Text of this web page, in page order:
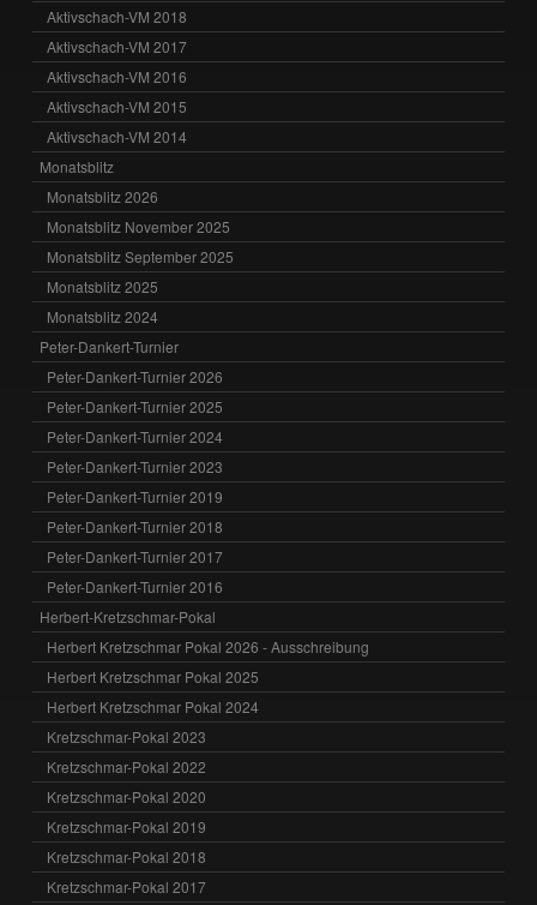
Aktivschach-VM 2018
Aktivschach-VM 2017
Aktivschach-VM 2016
Aktivschach-VM 2015
Aktivschach-VM 2014
Monatsblitz
Monatsblitz 2026
Monatsblitz November 2025
Monatsblitz September 2025
Monatsblitz 2025
Monatsblitz 2024
Peter-Dankert-Turnier
Peter-Dankert-Turnier 2026
Peter-Dankert-Turnier 2025
Peter-Dankert-Turnier 2024
Peter-Dankert-Turnier 2023
Peter-Dankert-Turnier 2019
Peter-Dankert-Turnier 2018
Peter-Dankert-Turnier 2017
Peter-Dankert-Turnier 2016
Herbert-Kretzschmar-Pokal
Herbert Kretzschmar Pokal 2026 - Ausschreibung
Herbert Kretzschmar Pokal 2025
Herbert Kretzschmar Pokal 2024
Kretzschmar-Pokal 2023
Kretzschmar-Pokal 2022
Kretzschmar-Pokal 2020
Kretzschmar-Pokal 2019
Kretzschmar-Pokal 2018
Kretzschmar-Pokal 2017